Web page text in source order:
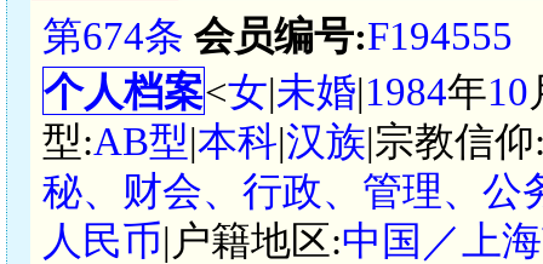
第674条 会员编号:F194555
个人档案<女|未婚|1984年10
型:AB型|本科|汉族|宗教信仰
秘、财会、行政、管理、公
人民币|户籍地区:中国／上